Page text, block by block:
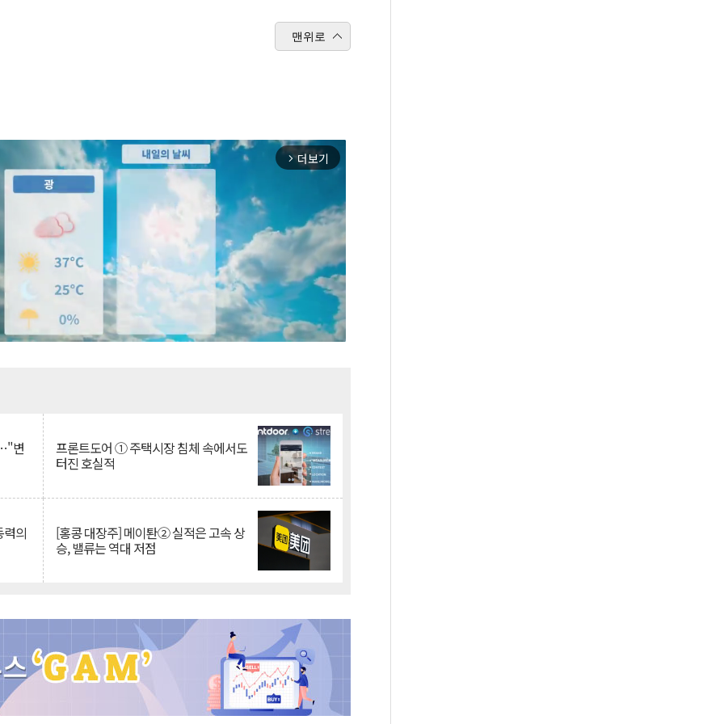
맨위로
arrow_forward_ios 더보기
변 프론트도어 ① 주택시장 침체 속에서도
터진 호실적
의 [홍콩 대장주] 메이퇀② 실적은 고속 상
승, 밸류는 역대 저점